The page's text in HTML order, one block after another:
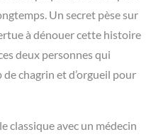
Un secret pèse sur
à dénouer cette histoire
deux personnes qui
chagrin et d’orgueil pour
classique avec un médecin